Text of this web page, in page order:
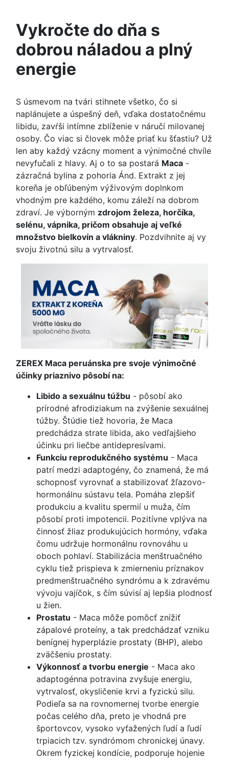
Vykročte do dňa s
dobrou náladou a plný
energie
S úsmevom na tvári stihnete všetko, čo si
naplánujete a úspešný deň, vďaka dostatočnému
libidu, zavŕši intímne zblíženie v náručí milovanej
osoby. Čo viac si človek môže priať ku šťastiu? Už
len aby každý vzácny moment a výnimočné chvíle
nevyfučali z hlavy. Aj o to sa postará Maca -
zázračná bylina z pohoria Ánd. Extrakt z jej
koreňa je obľúbeným výživovým doplnkom
vhodným pre každého, komu záleží na dobrom
zdraví. Je výborným zdrojom železa, horčíka,
selénu, vápnika, pričom obsahuje aj veľké
množstvo bielkovín a vlákniny. Pozdvihnite aj vy
svoju životnú silu a vytrvalosť.
ZEREX Maca peruánska pre svoje výnimočné
účinky priaznivo pôsobí na:
Libido a sexuálnu túžbu - pôsobí ako
prírodné afrodiziakum na zvýšenie sexuálnej
túžby. Štúdie tiež hovoria, že Maca
predchádza strate libida, ako vedľajšieho
účinku pri liečbe antidepresívami.
Funkciu reprodukčného systému - Maca
patrí medzi adaptogény, čo znamená, že má
schopnosť vyrovnať a stabilizovať žľazovo-
hormonálnu sústavu tela. Pomáha zlepšiť
produkciu a kvalitu spermií u muža, čím
pôsobí proti impotencii. Pozitívne vplýva na
činnosť žliaz produkujúcich hormóny, vďaka
čomu udržuje hormonálnu rovnováhu u
oboch pohlaví. Stabilizácia menštruačného
cyklu tiež prispieva k zmierneniu príznakov
predmenštruačného syndrómu a k zdravému
vývoju vajíčok, s čím súvisí aj lepšia plodnosť
u žien.
Prostatu - Maca môže pomôcť znížiť
zápalové proteíny, a tak predchádzať vzniku
benígnej hyperplázie prostaty (BHP), alebo
zväčšeniu prostaty.
Výkonnosť a tvorbu energie - Maca ako
adaptogénna potravina zvyšuje energiu,
vytrvalosť, okysličenie krvi a fyzickú silu.
Podieľa sa na rovnomernej tvorbe energie
počas celého dňa, preto je vhodná pre
športovcov, vysoko vyťažených ľudí a ľudí
trpiacich tzv. syndrómom chronickej únavy.
Okrem fyzickej kondície, podporuje hojenie